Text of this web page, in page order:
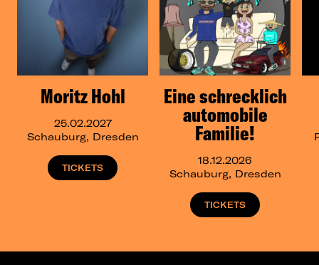
Moritz Hohl
25.02.2027
Schauburg, Dresden
TICKETS
Eine schrecklich
automobile
Familie!
18.12.2026
Schauburg, Dresden
TICKETS